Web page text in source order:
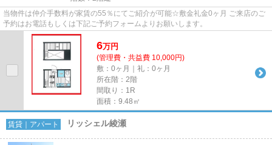
当物件は仲介手数料が家賃の55％にてご紹介が可能☆敷金礼金0ヶ月 ご来店のご
予約はお電話もしくは下記ご予約フォームよりお願いします。
6万円
(管理費・共益費 10,000円)
敷：0ヶ月｜礼：0ヶ月
所在階：2階
間取り：1R
面積：9.48㎡
賃貸｜アパート リッシェル綾瀬